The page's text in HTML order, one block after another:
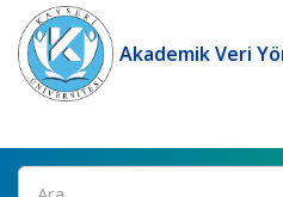
Akademik Veri
Ara